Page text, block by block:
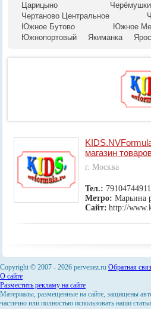
Царицыно
Черёмушки
Чертаново Центральное
Южное Бутово
Южное
Южнопортовый
Якиманка
магазин
г. Москва
Тел.: 79104744911
Метро:Марьина
Сайт: http://
Copyright © 2007 - 2026 pervenez.ru Обратная
О сайте
Разместить рекламу на сайте
Материалы, размещенные на сайте, защищены
частично или полностью использовать наши